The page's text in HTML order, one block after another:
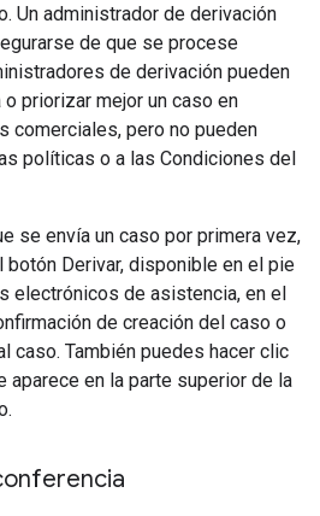
Un administrador de derivación
de que se procese
de derivación pueden
priorizar mejor un caso en
comerciales, pero no pueden
políticas o a las Condiciones del
se envía un caso por primera vez,
botón Derivar, disponible en el pie
electrónicos de asistencia, en el
de creación del caso o
caso. También puedes hacer clic
aparece en la parte superior de la